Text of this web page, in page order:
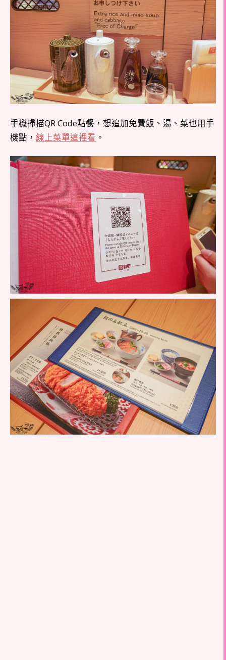
手機掃描QR Code點餐，想追加免費飯、湯、菜也用手
機點， 線上菜單這裡看 。